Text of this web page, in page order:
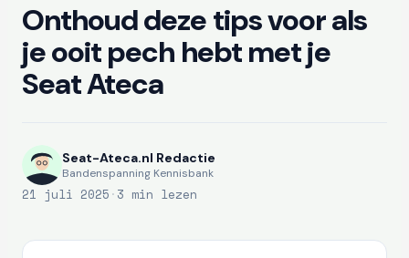
Onthoud deze tips voor als
je ooit pech hebt met je
Seat Ateca
Seat-Ateca.nl Redactie
Bandenspanning Kennisbank
21 juli 2025 · 3 min lezen